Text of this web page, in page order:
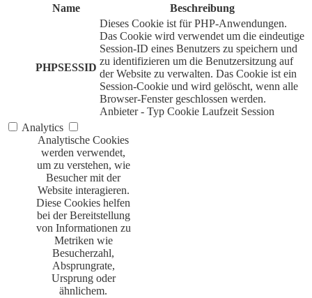
Name
Beschreibung
PHPSESSID
Dieses Cookie ist für PHP-Anwendungen.
Das Cookie wird verwendet um die eindeutige
Session-ID eines Benutzers zu speichern und
zu identifizieren um die Benutzersitzung auf
der Website zu verwalten. Das Cookie ist ein
Session-Cookie und wird gelöscht, wenn alle
Browser-Fenster geschlossen werden.
Anbieter - Typ Cookie Laufzeit Session
Analytics
Analytische Cookies
werden verwendet,
um zu verstehen, wie
Besucher mit der
Website interagieren.
Diese Cookies helfen
bei der Bereitstellung
von Informationen zu
Metriken wie
Besucherzahl,
Absprungrate,
Ursprung oder
ähnlichem.